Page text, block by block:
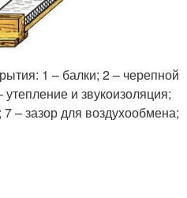
1 – балки; 2 – черепной
утепление и звукоизоляция;
– зазор для воздухообмена;